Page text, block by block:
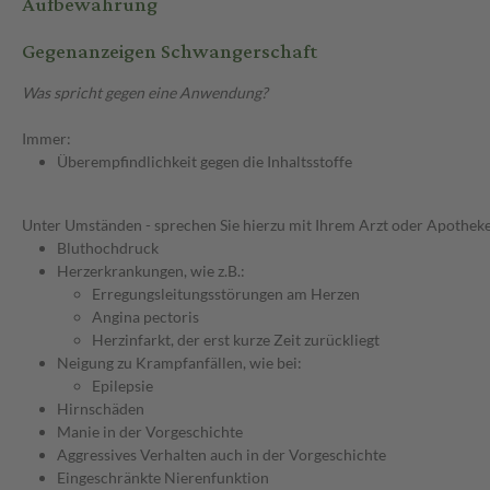
Gegenanzeigen Schwangerschaft
Was spricht gegen eine Anwendung?
Immer:
Überempfindlichkeit gegen die Inhaltsstoffe
Unter Umständen - sprechen Sie hierzu mit Ihrem Arzt oder
Bluthochdruck
Herzerkrankungen, wie z.B.:
Erregungsleitungsstörungen am Herzen
Angina pectoris
Herzinfarkt, der erst kurze Zeit zurückliegt
Neigung zu Krampfanfällen, wie bei:
Epilepsie
Hirnschäden
Manie in der Vorgeschichte
Aggressives Verhalten auch in der Vorgeschichte
Eingeschränkte Nierenfunktion